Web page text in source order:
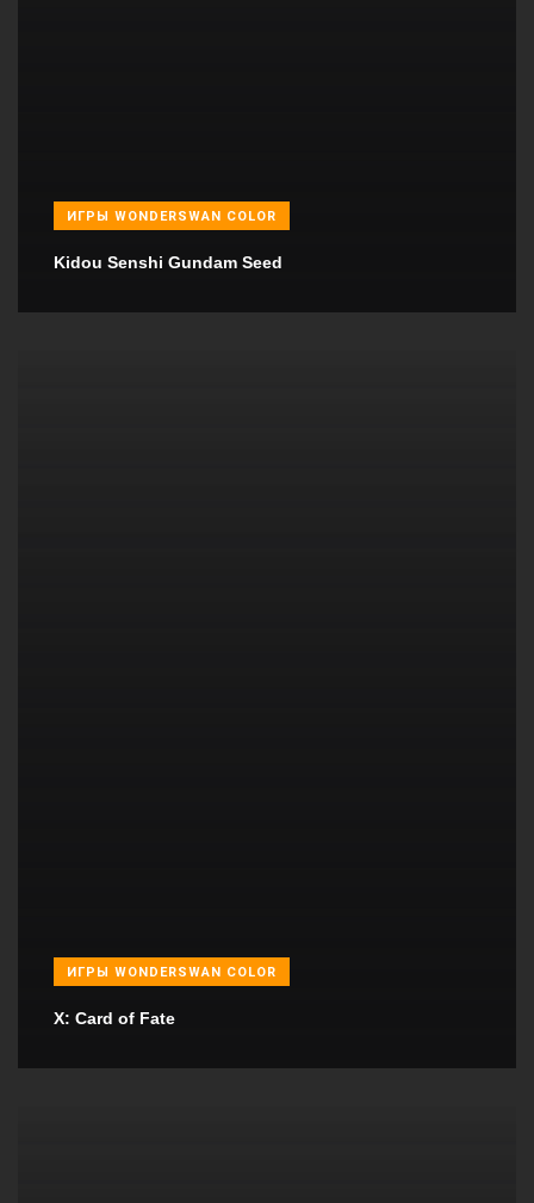
ИГРЫ WONDERSWAN COLOR
Kidou Senshi Gundam Seed
ИГРЫ WONDERSWAN COLOR
X: Card of Fate